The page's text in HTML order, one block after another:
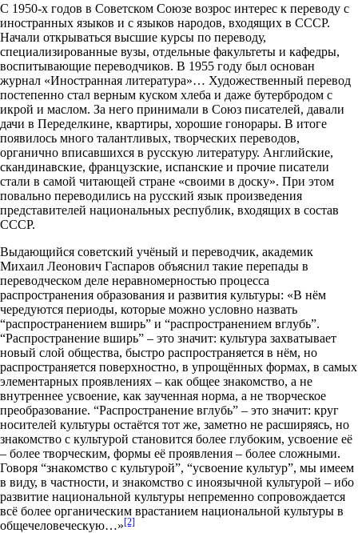
С 1950-х годов в Советском Союзе возрос интерес к переводу с
иностранных языков и с языков народов, входящих в СССР.
Начали открываться высшие курсы по переводу,
специализированные вузы, отдельные факультеты и кафедры,
воспитывающие переводчиков. В 1955 году был основан
журнал «Иностранная литература»… Художественный перевод
постепенно стал верным куском хлеба и даже бутербродом с
икрой и маслом. За него принимали в Союз писателей, давали
дачи в Переделкине, квартиры, хорошие гонорары. В итоге
появилось много талантливых, творческих переводов,
органично вписавшихся в русскую литературу. Английские,
скандинавские, французские, испанские и прочие писатели
стали в самой читающей стране «своими в доску». При этом
повально переводились на русский язык произведения
представителей национальных республик, входящих в состав
СССР.
Выдающийся советский учёный и переводчик, академик
Михаил Леонович Гаспаров объяснил такие перепады в
переводческом деле неравномерностью процесса
распространения образования и развития культуры: «В нём
чередуются периоды, которые можно условно назвать
“распространением вширь” и “распространением вглубь”.
“Распространение вширь” – это значит: культура захватывает
новый слой общества, быстро распространяется в нём, но
распространяется поверхностно, в упрощённых формах, в самых
элементарных проявлениях – как общее знакомство, а не
внутреннее усвоение, как заученная норма, а не творческое
преобразование. “Распространение вглубь” – это значит: круг
носителей культуры остаётся тот же, заметно не расширяясь, но
знакомство с культурой становится более глубоким, усвоение её
– более творческим, формы её проявления – более сложными.
Говоря “знакомство с культурой”, “усвоение культур”, мы имеем
в виду, в частности, и знакомство с иноязычной культурой – ибо
развитие национальной культуры непременно сопровождается
всё более органическим врастанием национальной культуры в
общечеловеческую…»[2]